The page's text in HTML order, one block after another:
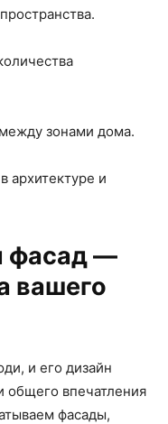
зонами дома.
архитектуре и
фасад —
вашего
и его дизайн
общего впечатления
фасады,